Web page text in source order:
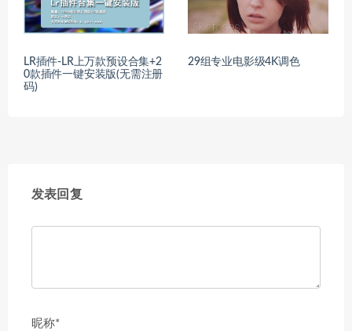
LR插件-LR上万款预设合集+2
0款插件一键安装版(无需注册
码)
29组专业电影级4K调色
发表回复
昵称*